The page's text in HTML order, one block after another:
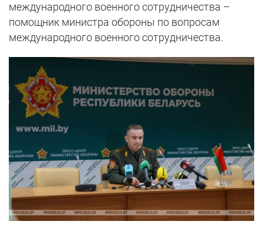
международного военного сотрудничества –
помощник министра обороны по вопросам
международного военного сотрудничества.